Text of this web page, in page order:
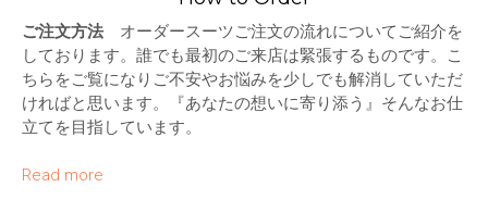
ご注文方法 オーダースーツご注文の流れについてご紹介を
しております。誰でも最初のご来店は緊張するものです。こ
ちらをご覧になりご不安やお悩みを少しでも解消していただ
ければと思います。『あなたの想いに寄り添う』そんなお仕
立てを目指しています。
Read more